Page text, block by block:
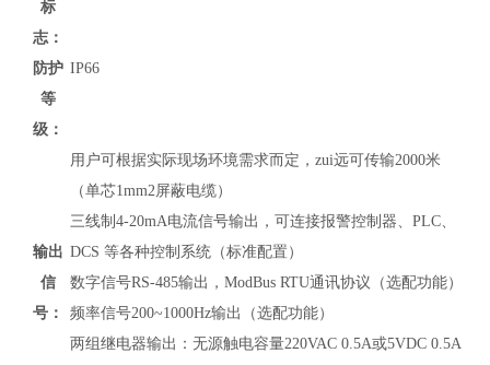
标
志：
防护
等
级：
IP66
输出
信
号：
用户可根据实际现场环境需求而定，zui远可传输2000米
（单芯1mm2屏蔽电缆）
三线制4-20mA电流信号输出，可连接报警控制器、PLC、
DCS 等各种控制系统（标准配置）
数字信号RS-485输出， ModBus RTU通讯协议 （选配功能）
频率信号200~1000Hz输出（选配功能）
两组继电器输出：无源触电容量220VAC 0.5A或5VDC 0.5A